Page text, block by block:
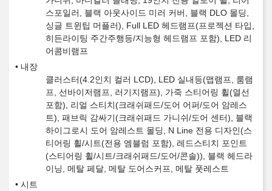
스포일러, 블랙 아웃사이드 미러 커버, 블랙 DLO 몰딩,
싱글 트윈팁 머플러), Full LED 헤드램프(프로젝션 타입,
히든라이팅 주간주행등/지능형 헤드램프 포함), LED 리
어콤비램프
내장
클러스터(4.2인치 컬러 LCD), LED 실내등(맵램프, 룸램
프, 선바이저램프, 러기지램프), 가죽 스티어링 휠(열선
포함), 리얼 스티치(크래쉬패드/도어 어퍼/도어 암레스
트), 패브릭 감싸기(크래쉬패드 가니쉬/도어 센터), 블랙
하이그로시 도어 암레스트 몰딩, N Line 전용 디자인(스
티어링 휠/시트(전용 엠블럼 포함), 레드스티치 포인트
(스티어링 휠/시트/크래쉬패드/도어/콘솔)), 블랙 헤드라
이닝, 메탈 페달, 메탈 도어스커프, 메탈 풋레스트
시트